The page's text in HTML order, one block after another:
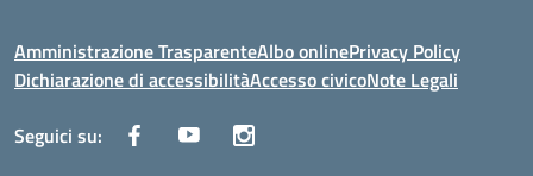
Amministrazione TrasparenteAlbo onlinePrivacy Policy
Dichiarazione di accessibilitàAccesso civicoNote Legali
Seguici su: